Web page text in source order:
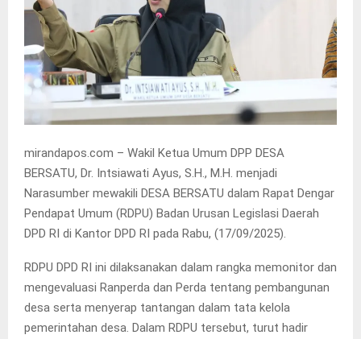
mirandapos.com – Wakil Ketua Umum DPP DESA
BERSATU, Dr. Intsiawati Ayus, S.H., M.H. menjadi
Narasumber mewakili DESA BERSATU dalam Rapat Dengar
Pendapat Umum (RDPU) Badan Urusan Legislasi Daerah
DPD RI di Kantor DPD RI pada Rabu, (17/09/2025).
RDPU DPD RI ini dilaksanakan dalam rangka memonitor dan
mengevaluasi Ranperda dan Perda tentang pembangunan
desa serta menyerap tantangan dalam tata kelola
pemerintahan desa. Dalam RDPU tersebut, turut hadir